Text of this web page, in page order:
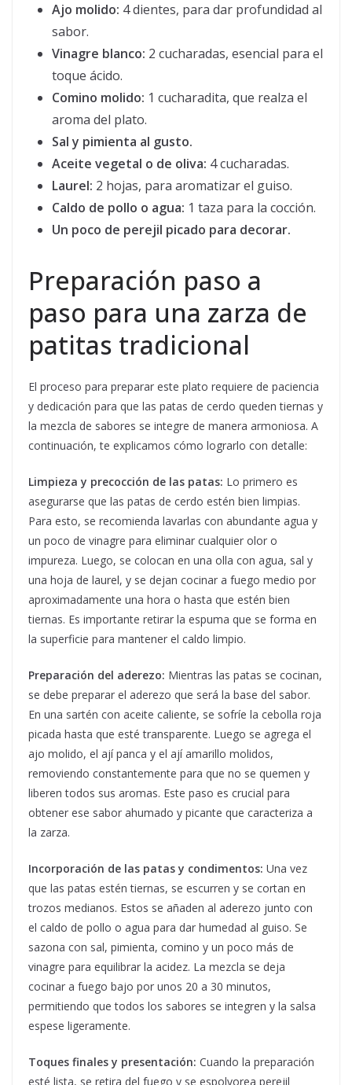
Ajo molido: 4 dientes, para dar profundidad al
sabor.
Vinagre blanco: 2 cucharadas, esencial para el
toque ácido.
Comino molido: 1 cucharadita, que realza el
aroma del plato.
Sal y pimienta al gusto.
Aceite vegetal o de oliva: 4 cucharadas.
Laurel: 2 hojas, para aromatizar el guiso.
Caldo de pollo o agua: 1 taza para la cocción.
Un poco de perejil picado para decorar.
Preparación paso a
paso para una zarza de
patitas tradicional
El proceso para preparar este plato requiere de paciencia
y dedicación para que las patas de cerdo queden tiernas y
la mezcla de sabores se integre de manera armoniosa. A
continuación, te explicamos cómo lograrlo con detalle:
Limpieza y precocción de las patas: Lo primero es
asegurarse que las patas de cerdo estén bien limpias.
Para esto, se recomienda lavarlas con abundante agua y
un poco de vinagre para eliminar cualquier olor o
impureza. Luego, se colocan en una olla con agua, sal y
una hoja de laurel, y se dejan cocinar a fuego medio por
aproximadamente una hora o hasta que estén bien
tiernas. Es importante retirar la espuma que se forma en
la superficie para mantener el caldo limpio.
Preparación del aderezo: Mientras las patas se cocinan,
se debe preparar el aderezo que será la base del sabor.
En una sartén con aceite caliente, se sofríe la cebolla roja
picada hasta que esté transparente. Luego se agrega el
ajo molido, el ají panca y el ají amarillo molidos,
removiendo constantemente para que no se quemen y
liberen todos sus aromas. Este paso es crucial para
obtener ese sabor ahumado y picante que caracteriza a
la zarza.
Incorporación de las patas y condimentos: Una vez
que las patas estén tiernas, se escurren y se cortan en
trozos medianos. Estos se añaden al aderezo junto con
el caldo de pollo o agua para dar humedad al guiso. Se
sazona con sal, pimienta, comino y un poco más de
vinagre para equilibrar la acidez. La mezcla se deja
cocinar a fuego bajo por unos 20 a 30 minutos,
permitiendo que todos los sabores se integren y la salsa
espese ligeramente.
Toques finales y presentación: Cuando la preparación
esté lista, se retira del fuego y se espolvorea perejil